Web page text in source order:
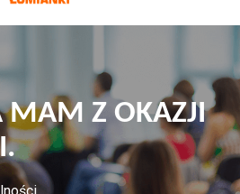
MAM Z OKAZJI